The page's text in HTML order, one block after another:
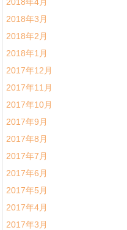
2018年3月
2018年2月
2018年1月
2017年12月
2017年11月
2017年10月
2017年9月
2017年8月
2017年7月
2017年6月
2017年5月
2017年4月
2017年3月